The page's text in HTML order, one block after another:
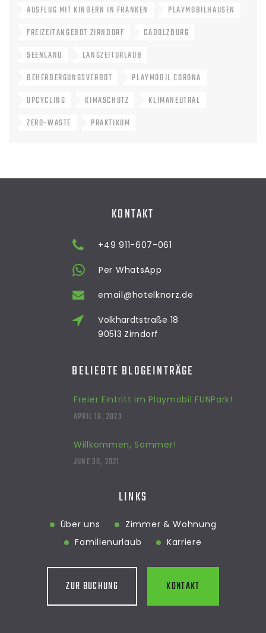
AUSFLUG MIT KINDERN IN FRANKEN
PLAYMOBILHAUSEN
FREIZEITANGEBOT ZIRNDORF
CADOLZBURG
SEENLAND
LANGZEITURLAUB
BEHERBERGUNGSVERBOT
PLAYMOBIL CORONA
UPCYCLING
KIMASCHUTZ
KLIMANEUTRAL
ZERO-WASTE
PRAKTIKUM
KONTAKT
+49 911-607-061
Per WhatsApp
email@hotelknorz.de
Volkhardtstraße 18
90513 Zirndorf
BELIEBTE BLOGEINTRÄGE
Freier Eintritt im Playmobil FUNPark!
APRIL 19, 2023
Willkommen, Sommer!
JUNE 30, 2021
LINKS
Über uns
Zimmer & Wohnung
Familienurlaub
Karriere
ZUR BUCHUNG KONTAKT